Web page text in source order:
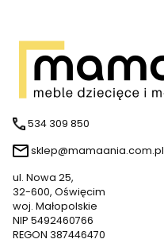
534 309 850
sklep@mamaania.com.pl
ul. Nowa 25,
32-600, Oświęcim
woj. Małopolskie
NIP 5492460766
REGON 387446470